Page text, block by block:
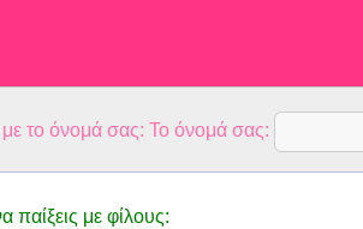
το όνομά σας: Το όνομά σας:
παίξεις με φίλους: